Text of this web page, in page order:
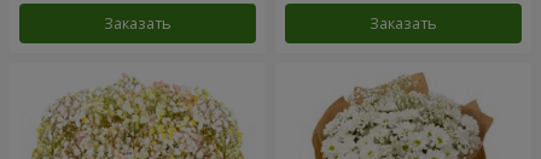
Заказать Заказать